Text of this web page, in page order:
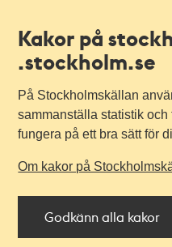
Kakor på
.stockholm.se
På Stockholmskällan
sammanställa statistik
fungera på ett bra sätt för
Om kakor på
Godkänn alla kakor